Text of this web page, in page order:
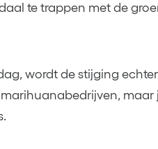
te trappen met de
wordt de stijging